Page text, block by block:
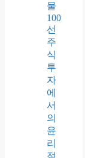
물
100
선
주
식
투
자
에
서
의
윤
리